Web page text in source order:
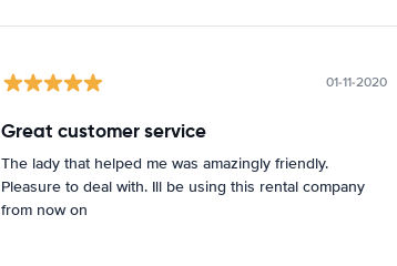
01-11-2020
Great customer service
The lady that helped me was amazingly friendly.
Pleasure to deal with. Ill be using this rental company
from now on